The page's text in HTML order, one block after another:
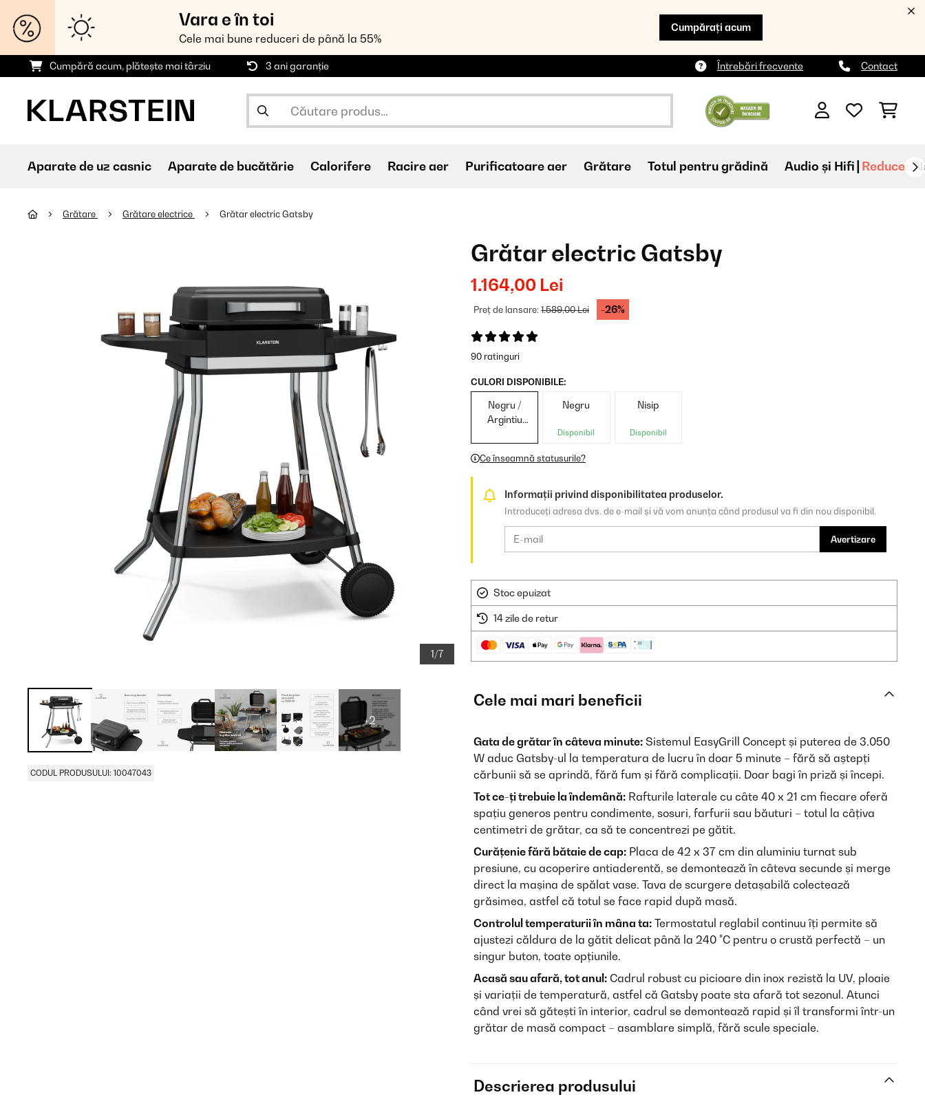
Vara e în toi
Cele mai bune reduceri de până la 55%
Cumpărați acum
Cumpără acum, plătește mai târziu 3 ani garanție Întrebări frecvente Contact
Aparate de uz casnic Aparate de bucătărie Calorifere Racire aer Purificatoare aer Grătare Totul pentru grădină Audio și Hifi Reduceri
Grătare Grătare electrice Grătar electric Gatsby
1/7
+2
CODUL PRODUSULUI: 10047043
Grătar electric Gatsby
1.164,00 Lei
Preț de lansare:1.589,00 Lei -26%
90 ratinguri
CULORI DISPONIBILE:
Negru /
Argintiu
Negru
Disponibil
Nisip
Disponibil
Ce înseamnă statusurile?
Informații privind disponibilitatea produselor.
Introduceți adresa dvs. de e-mail și vă vom anunța când produsul va fi din nou disponibil.
Avertizare
Stoc epuizat
14 zile de retur
Cele mai mari beneficii
Gata de grătar în câteva minute: Sistemul EasyGrill Concept și puterea de 3.050
W aduc Gatsby-ul la temperatura de lucru în doar 5 minute – fără să aștepți
cărbunii să se aprindă, fără fum și fără complicații. Doar bagi în priză și începi.
Tot ce-ți trebuie la îndemână: Rafturile laterale cu câte 40 x 21 cm fiecare oferă
spațiu generos pentru condimente, sosuri, farfurii sau băuturi – totul la câțiva
centimetri de grătar, ca să te concentrezi pe gătit.
Curățenie fără bătaie de cap: Placa de 42 x 37 cm din aluminiu turnat sub
presiune, cu acoperire antiaderentă, se demontează în câteva secunde și merge
direct la mașina de spălat vase. Tava de scurgere detașabilă colectează
grăsimea, astfel că totul se face rapid după masă.
Controlul temperaturii în mâna ta: Termostatul reglabil continuu îți permite să
ajustezi căldura de la gătit delicat până la 240 °C pentru o crustă perfectă – un
singur buton, toate opțiunile.
Acasă sau afară, tot anul: Cadrul robust cu picioare din inox rezistă la UV, ploaie
și variații de temperatură, astfel că Gatsby poate sta afară tot sezonul. Atunci
când vrei să gătești în interior, cadrul se demontează rapid și îl transformi într-un
grătar de masă compact – asamblare simplă, fără scule speciale.
Descrierea produsului